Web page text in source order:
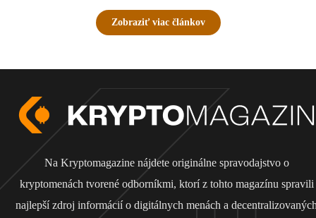
Zobraziť viac článkov
Na Kryptomagazine nájdete originálne spravodajstvo o
kryptomenách tvorené odborníkmi, ktorí z tohto magazínu spravili
najlepší zdroj informácií o digitálnych menách a